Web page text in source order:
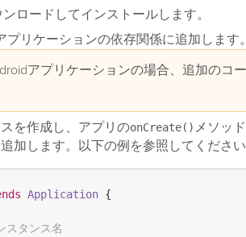
ロードしてインストールします。
プリケーションの依存関係に追加します。
アプリケーションの場合、追加のコ
を作成し、アプリのonCreate()メソッ
加します。以下の例を参照してください
Application {
タンス名